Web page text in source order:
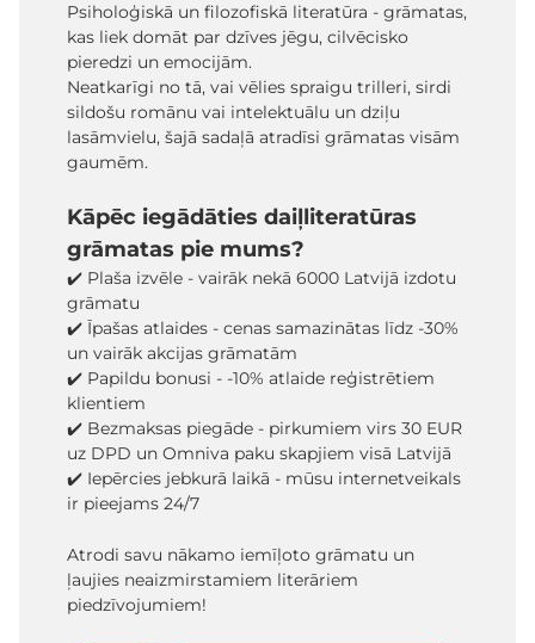
Psiholoģiskā un filozofiskā literatūra - grāmatas,
kas liek domāt par dzīves jēgu, cilvēcisko
pieredzi un emocijām.
Neatkarīgi no tā, vai vēlies spraigu trilleri, sirdi
sildošu romānu vai intelektuālu un dziļu
lasāmvielu, šajā sadaļā atradīsi grāmatas visām
gaumēm.
Kāpēc iegādāties daiļliteratūras
grāmatas pie mums?
✔️ Plaša izvēle - vairāk nekā 6000 Latvijā izdotu
grāmatu
✔️ Īpašas atlaides - cenas samazinātas līdz -30%
un vairāk akcijas grāmatām
✔️ Papildu bonusi - -10% atlaide reģistrētiem
klientiem
✔️ Bezmaksas piegāde - pirkumiem virs 30 EUR
uz DPD un Omniva paku skapjiem visā Latvijā
✔️ Iepērcies jebkurā laikā - mūsu internetveikals
ir pieejams 24/7
Atrodi savu nākamo iemīļoto grāmatu un
ļaujies neaizmirstamiem literāriem
piedzīvojumiem!